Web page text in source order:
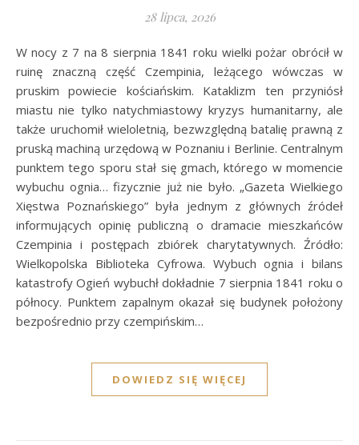
28 lipca, 2026
W nocy z 7 na 8 sierpnia 1841 roku wielki pożar obrócił w
ruinę znaczną część Czempinia, leżącego wówczas w
pruskim powiecie kościańskim. Kataklizm ten przyniósł
miastu nie tylko natychmiastowy kryzys humanitarny, ale
także uruchomił wieloletnią, bezwzględną batalię prawną z
pruską machiną urzędową w Poznaniu i Berlinie. Centralnym
punktem tego sporu stał się gmach, którego w momencie
wybuchu ognia… fizycznie już nie było. „Gazeta Wielkiego
Xięstwa Poznańskiego” była jednym z głównych źródeł
informujących opinię publiczną o dramacie mieszkańców
Czempinia i postępach zbiórek charytatywnych. Źródło:
Wielkopolska Biblioteka Cyfrowa. Wybuch ognia i bilans
katastrofy Ogień wybuchł dokładnie 7 sierpnia 1841 roku o
północy. Punktem zapalnym okazał się budynek położony
bezpośrednio przy czempińskim…
DOWIEDZ SIĘ WIĘCEJ